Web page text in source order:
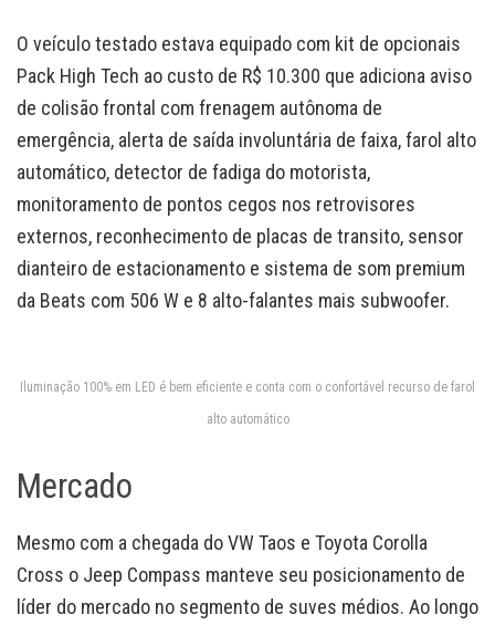
O veículo testado estava equipado com kit de opcionais
Pack High Tech ao custo de R$ 10.300 que adiciona aviso
de colisão frontal com frenagem autônoma de
emergência, alerta de saída involuntária de faixa, farol alto
automático, detector de fadiga do motorista,
monitoramento de pontos cegos nos retrovisores
externos, reconhecimento de placas de transito, sensor
dianteiro de estacionamento e sistema de som premium
da Beats com 506 W e 8 alto-falantes mais subwoofer.
Iluminação 100% em LED é bem eficiente e conta com o confortável recurso de farol
alto automático
Mercado
Mesmo com a chegada do VW Taos e Toyota Corolla
Cross o Jeep Compass manteve seu posicionamento de
líder do mercado no segmento de suves médios. Ao longo